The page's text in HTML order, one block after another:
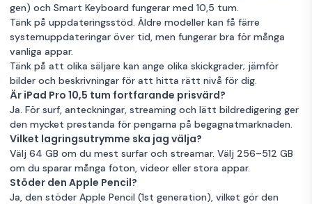
gen) och Smart Keyboard fungerar med 10,5 tum.
Tänk på uppdateringsstöd. Äldre modeller kan få färre
systemuppdateringar över tid, men fungerar bra för många
vanliga appar.
Tänk på att olika säljare kan ange olika skickgrader; jämför
bilder och beskrivningar för att hitta rätt nivå för dig.
Är iPad Pro 10,5 tum fortfarande prisvärd?
Ja. För surf, anteckningar, streaming och lätt bildredigering ger
den mycket prestanda för pengarna på begagnatmarknaden.
Vilket lagringsutrymme ska jag välja?
Välj 64 GB om du mest surfar och streamar. Välj 256–512 GB
om du sparar många foton, videor eller stora appar.
Stöder den Apple Pencil?
Ja, den stöder Apple Pencil (1st generation), vilket gör den